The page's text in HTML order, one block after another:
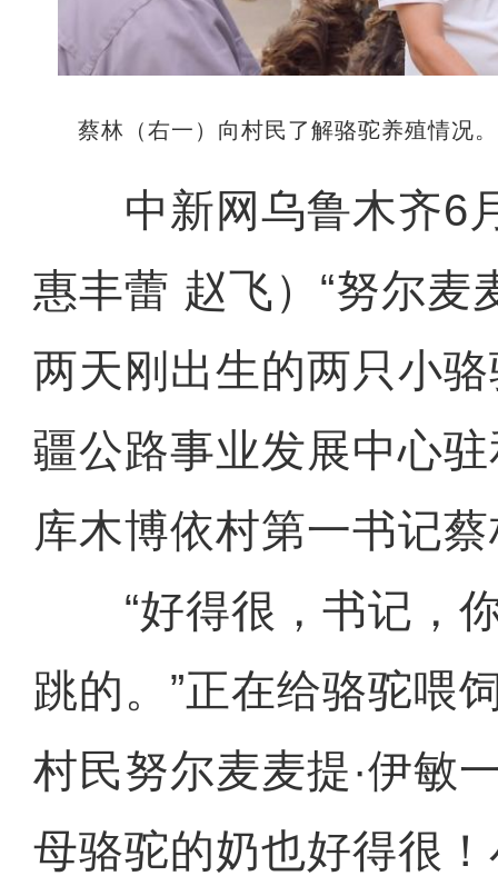
蔡林（右一）向村民了解骆驼养殖情
中新网乌鲁木齐6
惠丰蕾 赵飞）“努尔麦
两天刚出生的两只小
疆公路事业发展中心
库木博依村第一书记
“好得很，书记，你
跳的。”正在给骆驼喂
村民努尔麦麦提·伊敏
母骆驼的奶也好得很